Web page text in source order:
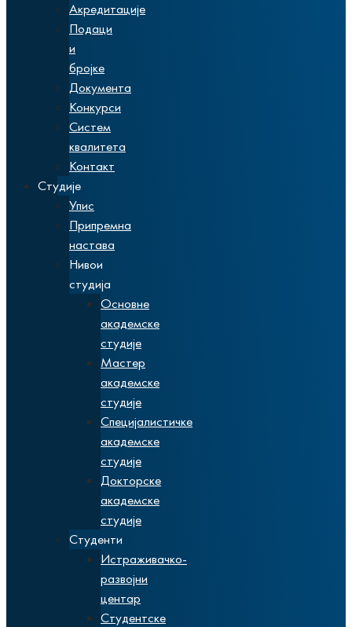
Акредитације
Подаци
и
бројке
Документа
Конкурси
Систем
квалитета
Контакт
Студије
Упис
Припремна
настава
Нивои
студија
Основне
академске
студије
Мастер
академске
студије
Специјалистичке
академске
студије
Докторске
академске
студије
Студенти
Истраживачко-
развојни
центар
Студентске